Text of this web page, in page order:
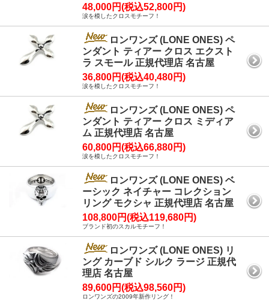
48,000円(税込52,800円)
涙を模したクロスモチーフ！
ロンワンズ (LONE ONES) ペ
ンダント ティアー クロス エクスト
ラ スモール 正規代理店 名古屋
36,800円(税込40,480円)
涙を模したクロスモチーフ！
ロンワンズ (LONE ONES) ペ
ンダント ティアー クロス ミディア
ム 正規代理店 名古屋
60,800円(税込66,880円)
涙を模したクロスモチーフ！
ロンワンズ (LONE ONES) ベ
ーシック ネイチャー コレクション
リング モクシャ 正規代理店 名古屋
108,800円(税込119,680円)
ブランド初のスカルモチーフ！
ロンワンズ (LONE ONES) リ
ング カーブド シルク ラージ 正規代
理店 名古屋
89,600円(税込98,560円)
ロンワンズの2009年新作リング！